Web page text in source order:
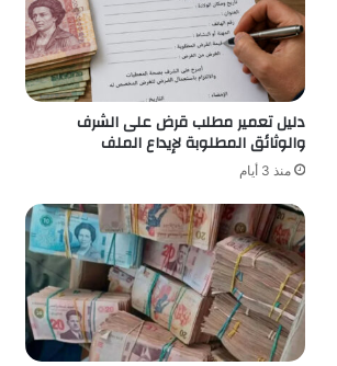
دليل تعمير مطلب قرض على الشرف
والوثائق المطلوبة لإيداع الملف
منذ 3 أيام